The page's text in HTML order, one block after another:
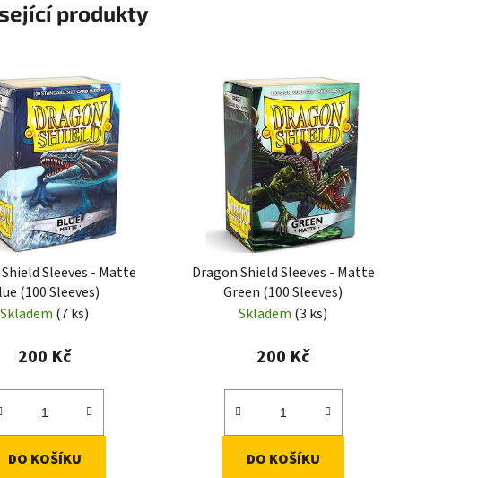
produkty
Sleeves - Matte
(100 Sleeves)
Skladem (7 ks)
200 Kč
DO KOŠÍKU
Dragon Shield Sleeves - Matte
Green (100 Sleeves)
Skladem (3 ks)
200 Kč
DO KOŠÍKU